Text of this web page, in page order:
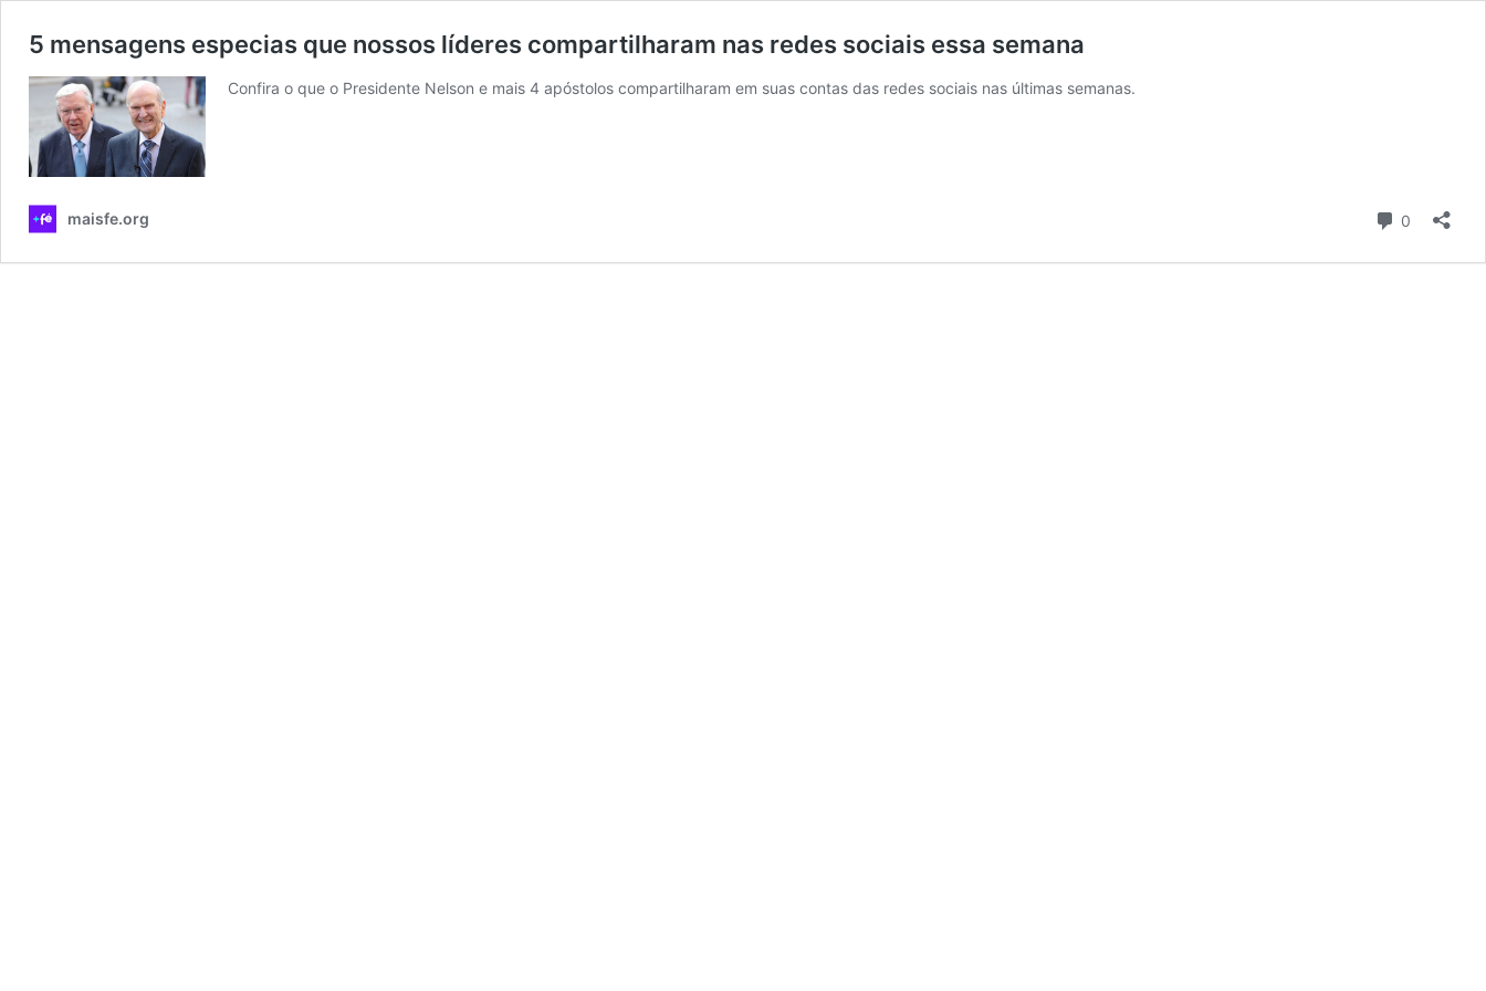
5 mensagens especias que nossos líderes compartilharam nas redes sociais essa semana
Confira o que o Presidente Nelson e mais 4 apóstolos compartilharam em suas contas das redes sociais nas últimas semanas.
maisfe.org 0